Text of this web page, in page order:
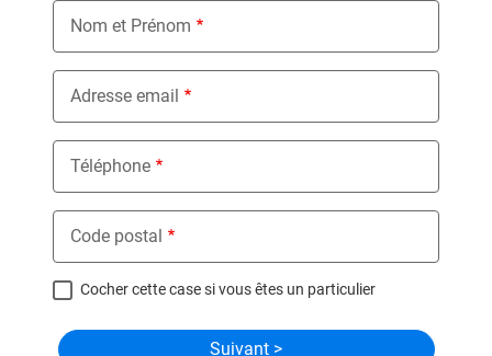
Nom et Prénom
Adresse email
Téléphone
Code postal
Cocher cette case si vous êtes un particulier